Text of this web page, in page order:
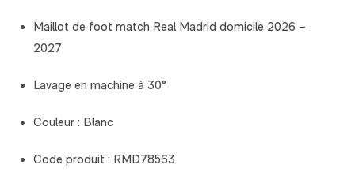
Maillot de foot match Real Madrid domicile 2026 –
2027
Lavage en machine à 30°
Couleur : Blanc
Code produit : RMD78563